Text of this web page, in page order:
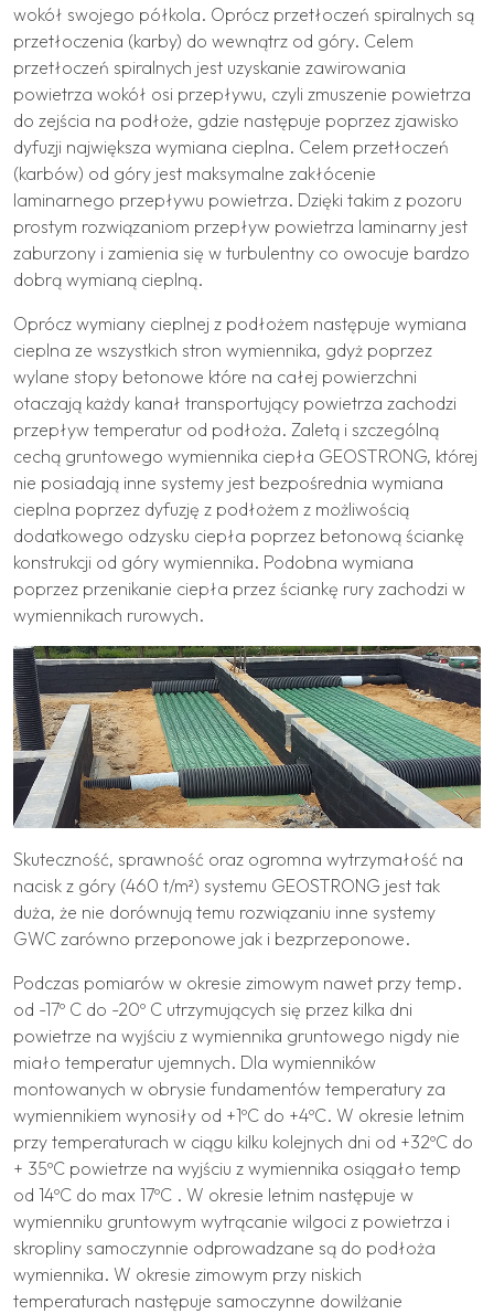
wokół swojego półkola. Oprócz przetłoczeń spiralnych są
przetłoczenia (karby) do wewnątrz od góry. Celem
przetłoczeń spiralnych jest uzyskanie zawirowania
powietrza wokół osi przepływu, czyli zmuszenie powietrza
do zejścia na podłoże, gdzie następuje poprzez zjawisko
dyfuzji największa wymiana cieplna. Celem przetłoczeń
(karbów) od góry jest maksymalne zakłócenie
laminarnego przepływu powietrza. Dzięki takim z pozoru
prostym rozwiązaniom przepływ powietrza laminarny jest
zaburzony i zamienia się w turbulentny co owocuje bardzo
dobrą wymianą cieplną.
Oprócz wymiany cieplnej z podłożem następuje wymiana
cieplna ze wszystkich stron wymiennika, gdyż poprzez
wylane stopy betonowe które na całej powierzchni
otaczają każdy kanał transportujący powietrza zachodzi
przepływ temperatur od podłoża. Zaletą i szczególną
cechą gruntowego wymiennika ciepła GEOSTRONG, której
nie posiadają inne systemy jest bezpośrednia wymiana
cieplna poprzez dyfuzję z podłożem z możliwością
dodatkowego odzysku ciepła poprzez betonową ściankę
konstrukcji od góry wymiennika. Podobna wymiana
poprzez przenikanie ciepła przez ściankę rury zachodzi w
wymiennikach rurowych.
Skuteczność, sprawność oraz ogromna wytrzymałość na
nacisk z góry (460 t/m²) systemu GEOSTRONG jest tak
duża, że nie dorównują temu rozwiązaniu inne systemy
GWC zarówno przeponowe jak i bezprzeponowe.
Podczas pomiarów w okresie zimowym nawet przy temp.
od -17º C do -20º C utrzymujących się przez kilka dni
powietrze na wyjściu z wymiennika gruntowego nigdy nie
miało temperatur ujemnych. Dla wymienników
montowanych w obrysie fundamentów temperatury za
wymiennikiem wynosiły od +1ºC do +4ºC. W okresie letnim
przy temperaturach w ciągu kilku kolejnych dni od +32ºC do
+ 35ºC powietrze na wyjściu z wymiennika osiągało temp
od 14ºC do max 17ºC . W okresie letnim następuje w
wymienniku gruntowym wytrącanie wilgoci z powietrza i
skropliny samoczynnie odprowadzane są do podłoża
wymiennika. W okresie zimowym przy niskich
temperaturach następuje samoczynne dowilżanie